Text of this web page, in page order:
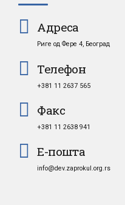
Адреса
Риге од Фере 4, Београд
Телефон
+381 11 2637 565
Факс
+381 11 2638 941
Е-пошта
info@dev.zaprokul.org.rs